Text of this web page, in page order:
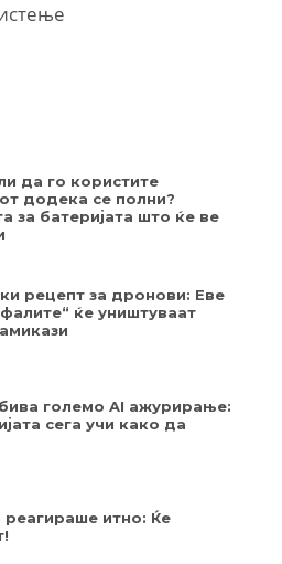
да го користите
додека се полни?
за батеријата што ќе ве
рецепт за дронови: Еве
ќе уништуваат
големо AI ажурирање:
сега учи како да
реагираше итно: Ќе